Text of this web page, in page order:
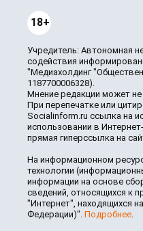
18+
Учредитель: Автономная
содействия
"Медиахолдинг
1187700006328).
Мнение редакции может
При перепечатке или
Socialinform.ru ссылка на
использовании в
прямая гиперссылка на
На информационном
технологии
информации на основе
сведений, относящихся к
"Интернет", находящихся
Федерации)". Подробнее.